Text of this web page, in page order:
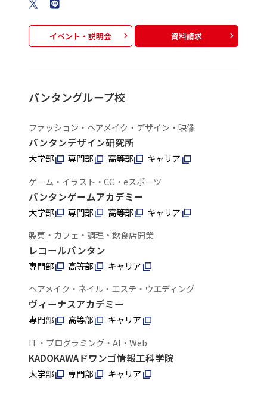
イベント・説明会 資料請求
バンタングループ校
ファッション・ヘアメイク・デザイン・映像
バンタンデザイン研究所
大学部 専門部 高等部
キャリア
ゲーム・イラスト・CG・eスポーツ
バンタンゲームアカデミー
大学部 専門部 高等部
キャリア
製菓・カフェ・調理・飲食店開業
レコールバンタン
専門部 高等部
キャリア
ヘアメイク・ネイル・エステ・ウエディング
ヴィーナスアカデミー
専門部 高等部
キャリア
IT・プログラミング・AI・Web
KADOKAWAドワンゴ情報工科学院
大学部 専門部 キャリア